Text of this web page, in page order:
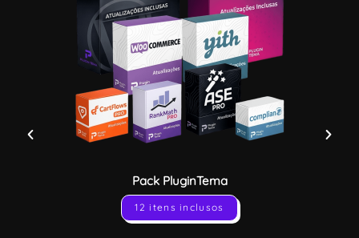
Pack PluginTema
12 itens inclusos